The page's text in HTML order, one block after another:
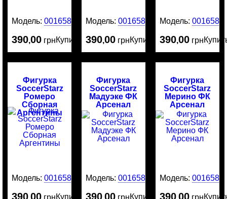
Модель:0016588
390,00 грнКупить
Модель:0016586
390,00 грнКупить
Модель: 0016584
390,00 грн
Фигурка
SoccerStarz
Ромеро
Сборная
Аргентины
Модель:0016583
390 00 Купить
Фигурка
SoccerStarz
Мадуэке ФК
Арсенал
Модель:0016582
39000 Купить
Фигурка
SoccerStarz
Мерино ФК
Арсенал
Модель: 0016581
39000